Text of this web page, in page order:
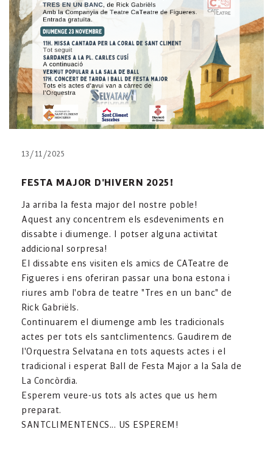
13/11/2025
FESTA MAJOR D'HIVERN 2025!
Ja arriba la festa major del nostre poble!
Aquest any concentrem els esdeveniments en
dissabte i diumenge. I potser alguna activitat
addicional sorpresa!
El dissabte ens visiten els amics de CATeatre de
Figueres i ens oferiran passar una bona estona i
riures amb l'obra de teatre "Tres en un banc" de
Rick Gabriëls.
Continuarem el diumenge amb les tradicionals
actes per tots els santclimentencs. Gaudirem de
l'Orquestra Selvatana en tots aquests actes i el
tradicional i esperat Ball de Festa Major a la Sala de
La Concòrdia.
Esperem veure-us tots als actes que us hem
preparat.
SANTCLIMENTENCS... US ESPEREM!